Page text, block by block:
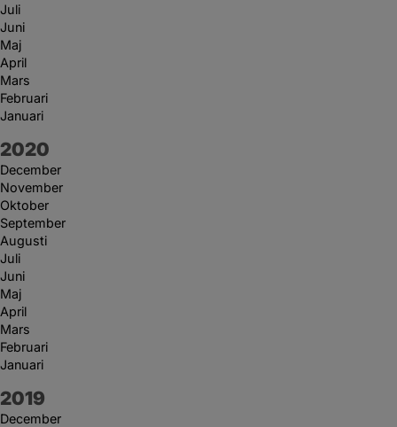
Juli
Juni
Maj
April
Mars
Februari
Januari
År:
2020
December
November
Oktober
September
Augusti
Juli
Juni
Maj
April
Mars
Februari
Januari
År:
2019
December